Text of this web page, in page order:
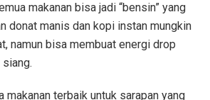
makanan bisa jadi “bensin” yang
donat manis dan kopi instan mungkin
namun bisa membuat energi drop
makanan terbaik untuk sarapan yang